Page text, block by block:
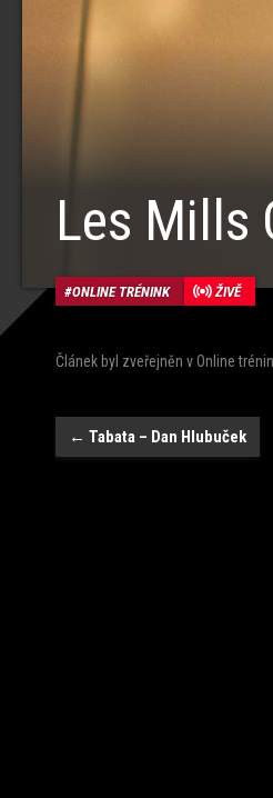
Les Mills
ONLINE TRÉNINK ŽIVĚ
Článek byl zveřejněn vOnline
Navigace
← Tabata – Dan Hlubuček